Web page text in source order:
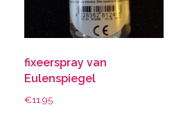
fixeerspray van
Eulenspiegel
€11.95